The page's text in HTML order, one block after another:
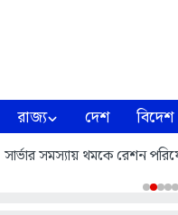
রাজ্য দেশ বিদেশ
সার্ভার সমস্যায় থমকে রেশন